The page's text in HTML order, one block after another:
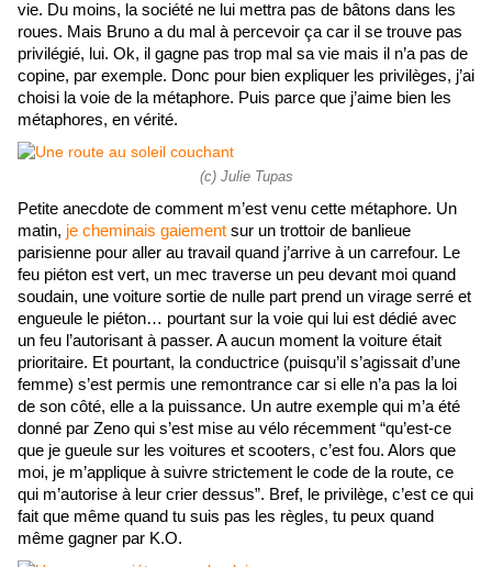
vie. Du moins, la société ne lui mettra pas de bâtons dans les
roues. Mais Bruno a du mal à percevoir ça car il se trouve pas
privilégié, lui. Ok, il gagne pas trop mal sa vie mais il n’a pas de
copine, par exemple. Donc pour bien expliquer les privilèges, j’ai
choisi la voie de la métaphore. Puis parce que j’aime bien les
métaphores, en vérité.
(c) Julie Tupas
Petite anecdote de comment m’est venu cette métaphore. Un
matin, je cheminais gaiement sur un trottoir de banlieue
parisienne pour aller au travail quand j’arrive à un carrefour. Le
feu piéton est vert, un mec traverse un peu devant moi quand
soudain, une voiture sortie de nulle part prend un virage serré et
engueule le piéton… pourtant sur la voie qui lui est dédié avec
un feu l’autorisant à passer. A aucun moment la voiture était
prioritaire. Et pourtant, la conductrice (puisqu’il s’agissait d’une
femme) s’est permis une remontrance car si elle n’a pas la loi
de son côté, elle a la puissance. Un autre exemple qui m’a été
donné par Zeno qui s’est mise au vélo récemment “qu’est-ce
que je gueule sur les voitures et scooters, c’est fou. Alors que
moi, je m’applique à suivre strictement le code de la route, ce
qui m’autorise à leur crier dessus”. Bref, le privilège, c’est ce qui
fait que même quand tu suis pas les règles, tu peux quand
même gagner par K.O.